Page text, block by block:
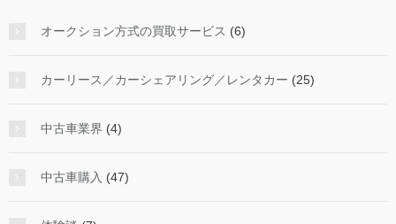
オークション方式の買取サービス (6)
カーリース／カーシェアリング／レンタカー (25)
中古車業界 (4)
中古車購入 (47)